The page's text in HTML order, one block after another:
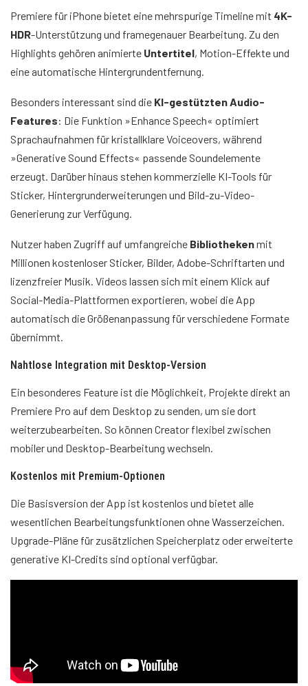
Premiere für iPhone bietet eine mehrspurige Timeline mit 4K-
HDR-Unterstützung und framegenauer Bearbeitung. Zu den
Highlights gehören animierte Untertitel, Motion-Effekte und
eine automatische Hintergrundentfernung.
Besonders interessant sind die KI-gestützten Audio-
Features: Die Funktion »Enhance Speech« optimiert
Sprachaufnahmen für kristallklare Voiceovers, während
»Generative Sound Effects« passende Soundelemente
erzeugt. Darüber hinaus stehen kommerzielle KI-Tools für
Sticker, Hintergrunderweiterungen und Bild-zu-Video-
Generierung zur Verfügung.
Nutzer haben Zugriff auf umfangreiche Bibliothekenmit
Millionen kostenloser Sticker, Bilder, Adobe-Schriftarten und
lizenzfreier Musik. Videos lassen sich mit einem Klick auf
Social-Media-Plattformen exportieren, wobei die App
automatisch die Größenanpassung für verschiedene Formate
übernimmt.
Nahtlose Integration mit Desktop-Version
Ein besonderes Feature ist die Möglichkeit, Projekte direkt an
Premiere Pro auf dem Desktop zu senden, um sie dort
weiterzubearbeiten. So können Creator flexibel zwischen
mobiler und Desktop-Bearbeitung wechseln.
Kostenlos mit Premium-Optionen
Die Basisversion der App ist kostenlos und bietet alle
wesentlichen Bearbeitungsfunktionen ohne Wasserzeichen.
Upgrade-Pläne für zusätzlichen Speicherplatz oder erweiterte
generative KI-Credits sind optional verfügbar.